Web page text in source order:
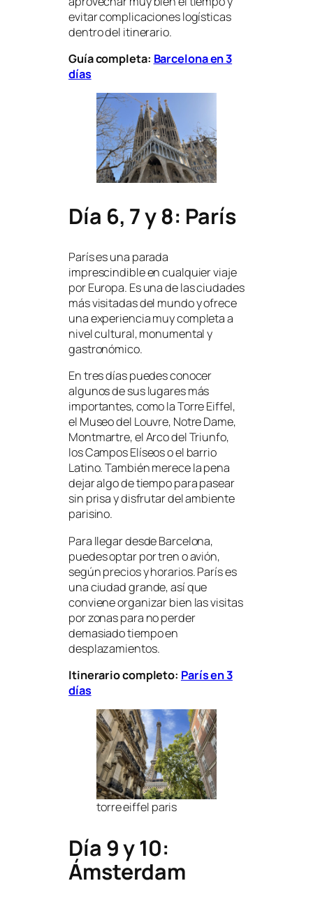
evitar complicaciones logísticas
dentro del itinerario.
Guía completa: Barcelona en 3
días
Día 6, 7 y 8: París
París es una parada
imprescindible en cualquier viaje
por Europa. Es una de las ciudades
más visitadas del mundo y ofrece
una experiencia muy completa a
nivel cultural, monumental y
gastronómico.
En tres días puedes conocer
algunos de sus lugares más
importantes, como la Torre Eiffel,
el Museo del Louvre, Notre Dame,
Montmartre, el Arco del Triunfo,
los Campos Elíseos o el barrio
Latino. También merece la pena
dejar algo de tiempo para pasear
sin prisa y disfrutar del ambiente
parisino.
Para llegar desde Barcelona,
puedes optar por tren o avión,
según precios y horarios. París es
una ciudad grande, así que
conviene organizar bien las visitas
por zonas para no perder
demasiado tiempo en
desplazamientos.
Itinerario completo: París en 3
días
torre eiffel paris
Día 9 y 10:
Ámsterdam